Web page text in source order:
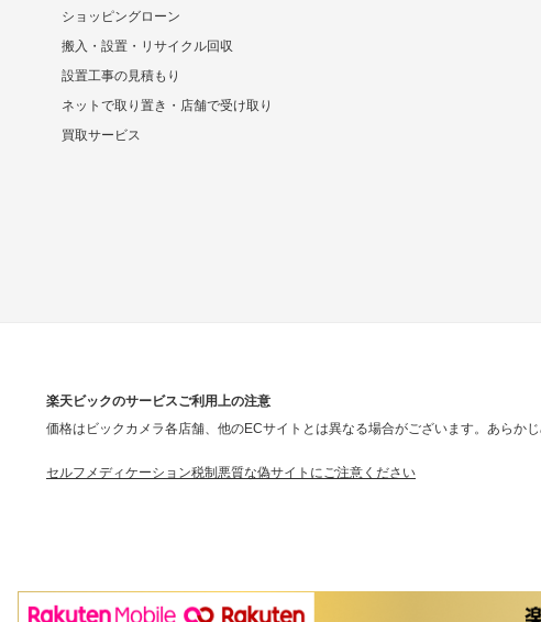
ショッピングローン
搬入・設置・リサイクル回収
設置工事の見積もり
ネットで取り置き・店舗で受け取り
買取サービス
楽天ビックのサービスご利用上の注意
価格はビックカメラ各店舗、他のECサイトとは異なる場合がございます。あらかじ
セルフメディケーション税制 悪質な偽サイトにご注意ください